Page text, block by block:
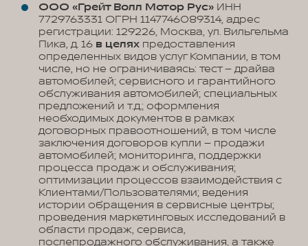
ООО «Грейт Волл Мотор Рус» ИНН
7729763331 ОГРН 1147746089314, адрес
регистрации: 129226, Москва, ул. Вильгельма
Пика, д. 16 в целях предоставления
определенных видов услуг Компании, в том
числе, но не ограничиваясь: тест – драйва
автомобилей; сервисного и гарантийного
обслуживания автомобилей; специальных
предложений и т.д.; оформления
необходимых документов в рамках
договорных правоотношений, в том числе
заключения договоров купли – продажи
автомобилей; мониторинга, поддержки
процесса продаж и обслуживания;
оптимизации процессов взаимодействия с
Клиентами/Пользователями; ведения
истории обращения в сервисные центры;
проведения маркетинговых исследований в
области продаж, сервиса,
послепродажного обслуживания, а также